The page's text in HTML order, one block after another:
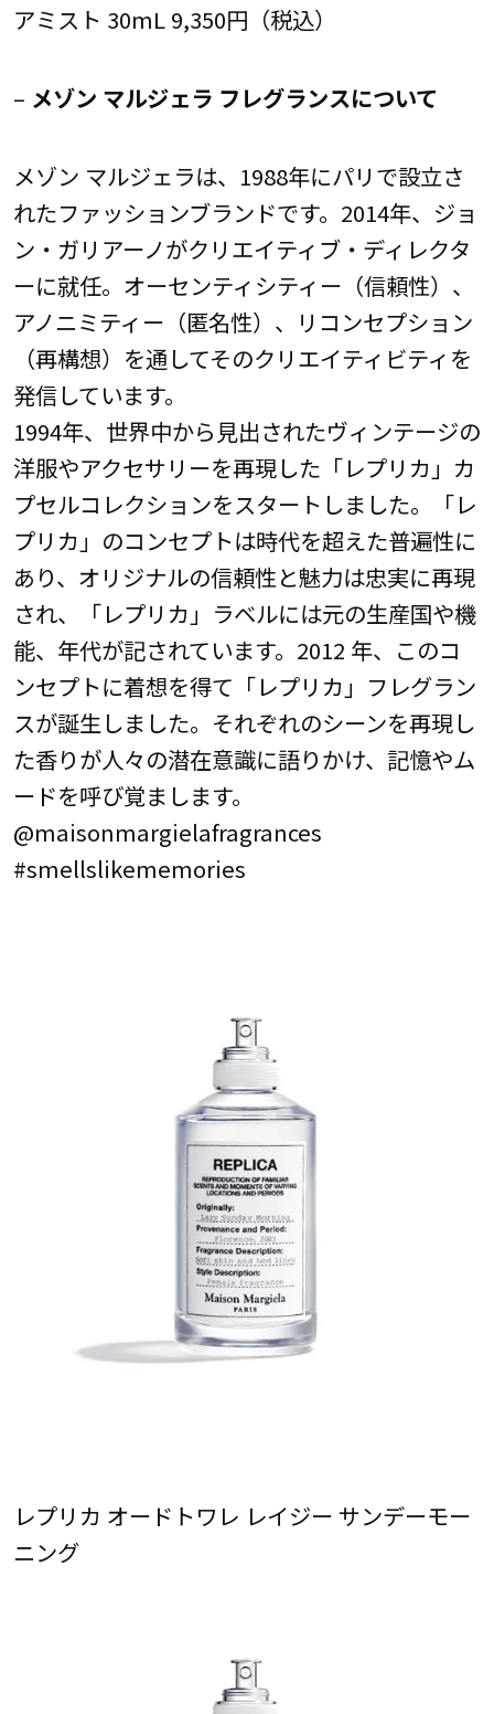
アミスト 30mL 9,350円（税込）
– メゾン マルジェラ フレグランスについて
メゾン マルジェラは、1988年にパリで設立さ
れたファッションブランドです。2014年、ジョ
ン・ガリアーノがクリエイティブ・ディレクタ
ーに就任。オーセンティシティー（信頼性）、
アノニミティー（匿名性）、リコンセプション
（再構想）を通してそのクリエイティビティを
発信しています。
1994年、世界中から見出されたヴィンテージの
洋服やアクセサリーを再現した「レプリカ」カ
プセルコレクションをスタートしました。「レ
プリカ」のコンセプトは時代を超えた普遍性に
あり、オリジナルの信頼性と魅力は忠実に再現
され、「レプリカ」ラベルには元の生産国や機
能、年代が記されています。2012 年、このコ
ンセプトに着想を得て「レプリカ」フレグラン
スが誕生しました。それぞれのシーンを再現し
た香りが人々の潜在意識に語りかけ、記憶やム
ードを呼び覚まします。
@maisonmargielafragrances
#smellslikememories
レプリカ オードトワレ レイジー サンデーモー
ニング